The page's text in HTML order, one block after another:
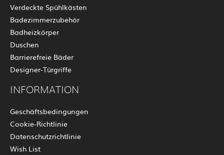
Verdeckte Spühlkästen
Badezimmerzubehör
Badheizkörper
Duschen
Barrierefreie Bäder
Designer-Türgriffe
INFORMATION
Geschäftsbedingungen
Cookie-Richtlinie
Datenschutzrichtlinie
Wish List